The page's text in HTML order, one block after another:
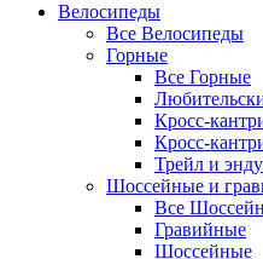
Велосипеды
Все Велосипеды
Горные
Все Горные
Кросс-
Кросс-
Трейл и
Шоссейные и
Все
Гравийные
Шоссейные